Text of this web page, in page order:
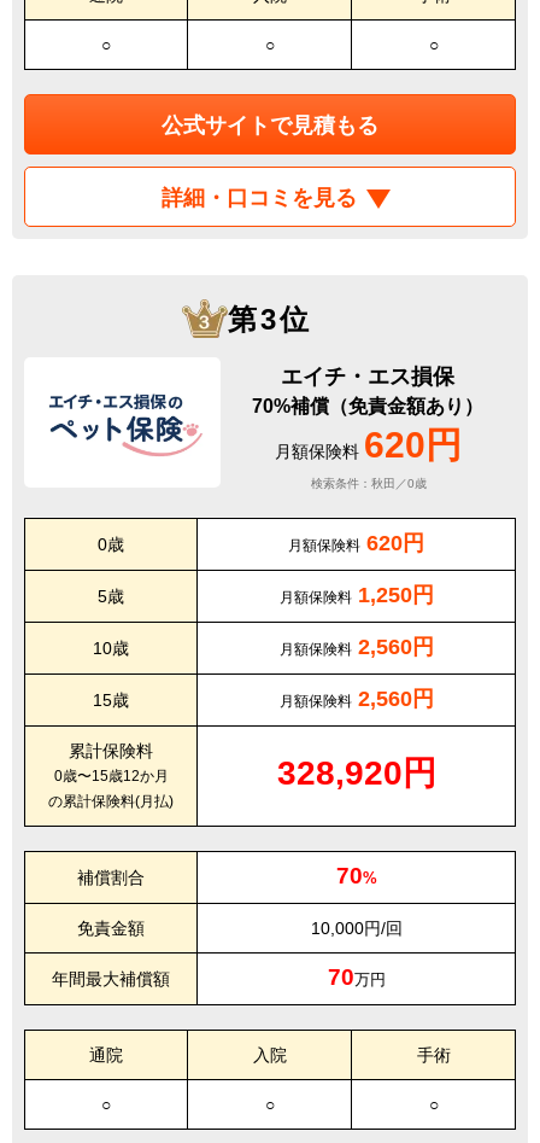
○ ○ ○
公式サイトで見積もる
詳細・口コミを見る
第3位
エイチ・エス損保
70%補償（免責金額あり）
月額保険料 620円
検索条件：秋田／0歳
0歳 月額保険料 620円
5歳 月額保険料 1,250円
10歳 月額保険料 2,560円
15歳 月額保険料 2,560円
累計保険料
0歳〜15歳12か月
の累計保険料(月払)
328,920円
補償割合 70%
免責金額 10,000円/回
年間最大補償額 70万円
通院 入院 手術
○ ○ ○